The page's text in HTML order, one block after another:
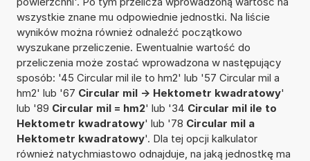
wszystkie znane mu odpowiednie jednostki. Na liście
wyników można również odnaleźć początkowo
wyszukane przeliczenie. Ewentualnie wartość do
przeliczenia może zostać wprowadzona w następujący
sposób: '45 Circular mil ile to hm2' lub '57 Circular mil a
hm2' lub '67 Circular mil -> Hektometr kwadratowy'
lub '89 Circular mil = hm2' lub '34 Circular mil ile to
Hektometr kwadratowy' lub '78 Circular mil a
Hektometr kwadratowy'. Dla tej opcji kalkulator
również natychmiastowo odnajduje, na jaką jednostkę ma